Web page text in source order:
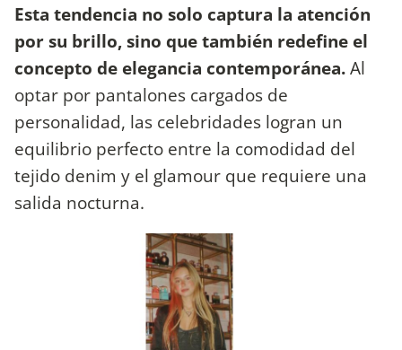
Esta tendencia no solo captura la atención
por su brillo, sino que también redefine el
concepto de elegancia contemporánea.Al
optar por pantalones cargados de
personalidad, las celebridades logran un
equilibrio perfecto entre la comodidad del
tejido denim y el glamour que requiere una
salida nocturna.